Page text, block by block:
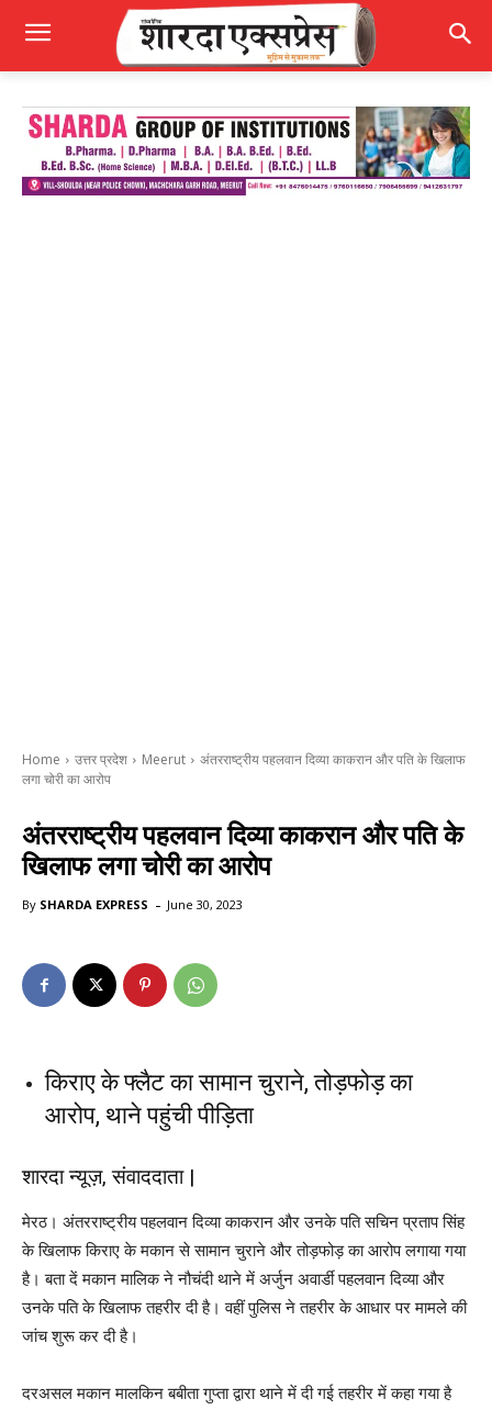
Home उत्तर प्रदेश Meerut
अंतरराष्ट्रीय पहलवान दिव्या काकरान और पति के खिलाफ
लगा चोरी का आरोप
अंतरराष्ट्रीय पहलवान दिव्या काकरान और पति के
खिलाफ लगा चोरी का आरोप
By SHARDA EXPRESS - June 30, 2023
किराए के फ्लैट का सामान चुराने, तोड़फोड़ का
आरोप, थाने पहुंची पीड़िता
शारदा न्यूज़, संवाददाता |
मेरठ। अंतरराष्ट्रीय पहलवान दिव्या काकरान और उनके पति सचिन प्रताप सिंह
के खिलाफ किराए के मकान से सामान चुराने और तोड़फोड़ का आरोप लगाया गया
है। बता दें मकान मालिक ने नौचंदी थाने में अर्जुन अवार्डी पहलवान दिव्या और
उनके पति के खिलाफ तहरीर दी है। वहीं पुलिस ने तहरीर के आधार पर मामले की
जांच शुरू कर दी है।
दरअसल मकान मालकिन बबीता गुप्ता द्वारा थाने में दी गई तहरीर में कहा गया है